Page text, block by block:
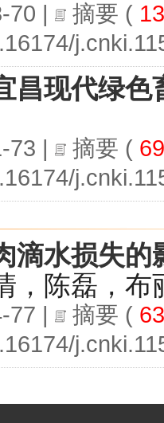
70 | 摘要 (
昌现代绿
73 | 摘要 (
滴水损失的
，陈磊，布
77 | 摘要 (